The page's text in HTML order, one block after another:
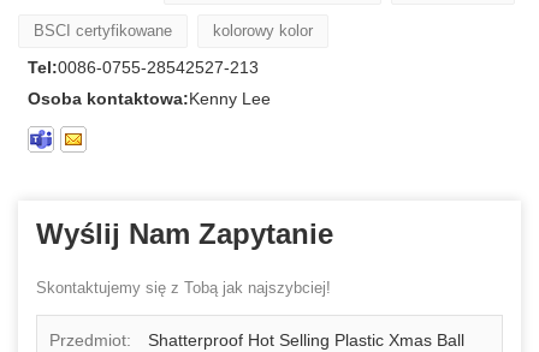
BSCI certyfikowane kolorowy kolor
Tel:0086-0755-28542527-213
Osoba kontaktowa:Kenny Lee
Wyślij Nam Zapytanie
Skontaktujemy się z Tobą jak najszybciej!
Przedmiot: Shatterproof Hot Selling Plastic Xmas Ball